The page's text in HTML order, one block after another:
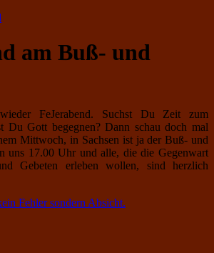
am Buß- und
FeJerabend. Suchst Du Zeit zum
Du Gott begegnen? Dann schau doch mal
Mittwoch, in Sachsen ist ja der Buß- und
uns 17.00 Uhr und alle, die die Gegenwart
Gebeten erleben wollen, sind herzlich
Fehler sondern Absicht.